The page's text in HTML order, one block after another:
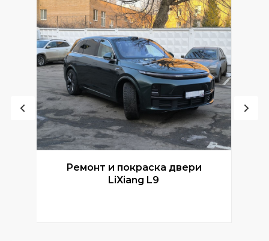
Ремонт и покраска двери
LiXiang L9